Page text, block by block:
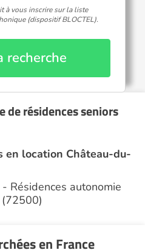
à vous inscrire sur la liste
(dispositif BLOCTEL).
recherche
de résidences seniors
en location Château-du-
Résidences autonomie
en France